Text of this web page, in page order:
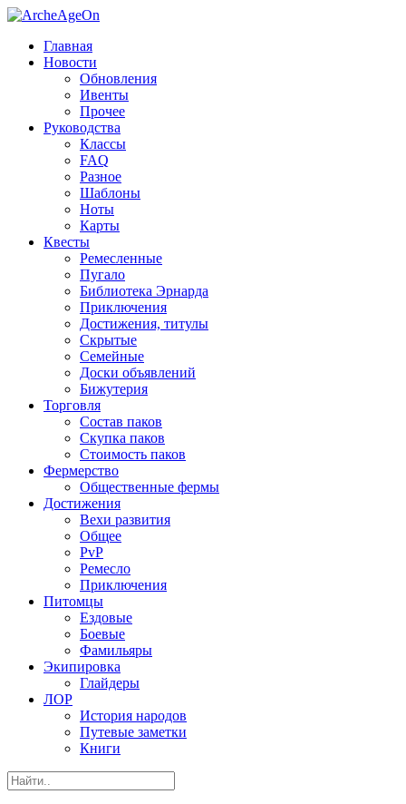
Главная
Новости
Обновления
Ивенты
Прочее
Руководства
Классы
FAQ
Разное
Шаблоны
Ноты
Карты
Квесты
Ремесленные
Пугало
Библиотека Эрнарда
Приключения
Достижения, титулы
Скрытые
Семейные
Доски объявлений
Бижутерия
Торговля
Состав паков
Скупка паков
Стоимость паков
Фермерство
Общественные фермы
Достижения
Вехи развития
Общее
PvP
Ремесло
Приключения
Питомцы
Ездовые
Боевые
Фамильяры
Экипировка
Глайдеры
ЛОР
История народов
Путевые заметки
Книги